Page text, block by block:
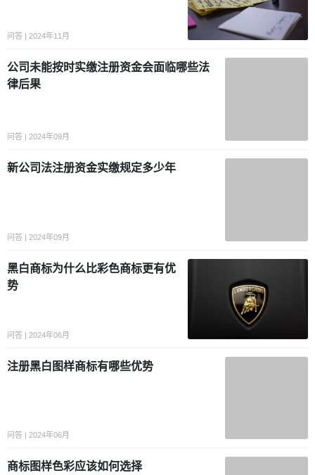
问答 | 2024年11月
公司未能按时实缴注册资金会面临哪些法
律后果
问答 | 2024年09月
新公司法注册资金实缴规定多少年
问答 | 2024年09月
黑白商标为什么比彩色商标更有优
势
问答 | 2024年06月
注册黑白图样商标有哪些优势
问答 | 2024年06月
商标图样色彩应该如何选择